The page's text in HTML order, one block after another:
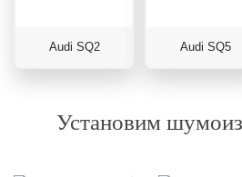
Audi SQ2 Audi SQ5
Установим